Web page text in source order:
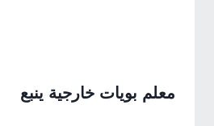
معلم بويات خارجية ينبع